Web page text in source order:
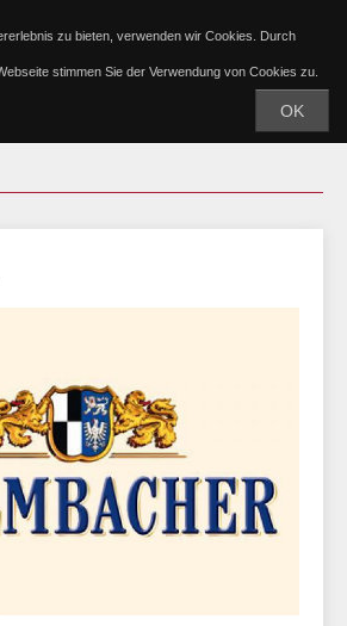
zu bieten, verwenden wir Cookies. Durch
stimmen Sie der Verwendung von Cookies zu.
OK